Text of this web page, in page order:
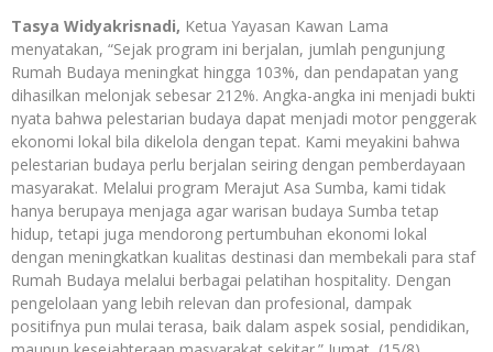
Tasya Widyakrisnadi, Ketua Yayasan Kawan Lama
menyatakan, “Sejak program ini berjalan, jumlah pengunjung
Rumah Budaya meningkat hingga 103%, dan pendapatan yang
dihasilkan melonjak sebesar 212%. Angka-angka ini menjadi bukti
nyata bahwa pelestarian budaya dapat menjadi motor penggerak
ekonomi lokal bila dikelola dengan tepat. Kami meyakini bahwa
pelestarian budaya perlu berjalan seiring dengan pemberdayaan
masyarakat. Melalui program Merajut Asa Sumba, kami tidak
hanya berupaya menjaga agar warisan budaya Sumba tetap
hidup, tetapi juga mendorong pertumbuhan ekonomi lokal
dengan meningkatkan kualitas destinasi dan membekali para staf
Rumah Budaya melalui berbagai pelatihan hospitality. Dengan
pengelolaan yang lebih relevan dan profesional, dampak
positifnya pun mulai terasa, baik dalam aspek sosial, pendidikan,